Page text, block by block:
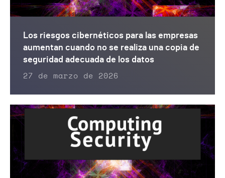
Los riesgos cibernéticos para las empresas
aumentan cuando no se realiza una copia de
seguridad adecuada de los datos
27 de marzo de 2026